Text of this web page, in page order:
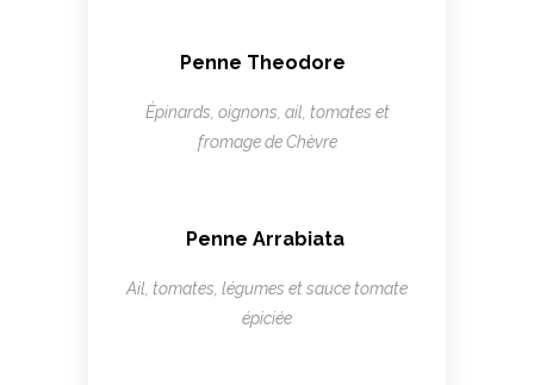
Penne Theodore
Épinards, oignons, ail, tomates et
fromage de Chèvre
Penne Arrabiata
Ail, tomates, légumes et sauce tomate
épiciée